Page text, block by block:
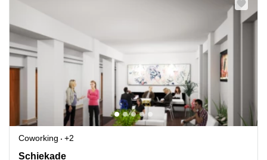
Coworking
+2
Schiekade 830, Rotterdam
Schiekade